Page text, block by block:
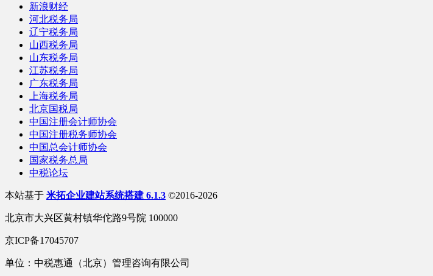
新浪财经
河北税务局
辽宁税务局
山西税务局
山东税务局
江苏税务局
广东税务局
上海税务局
北京国税局
中国注册会计师协会
中国注册税务师协会
中国总会计师协会
国家税务总局
中税论坛
本站基于 米拓企业建站系统搭建 6.1.3 ©2016-2026
北京市大兴区黄村镇华佗路9号院 100000
京ICP备17045707
单位：中税惠通（北京）管理咨询有限公司